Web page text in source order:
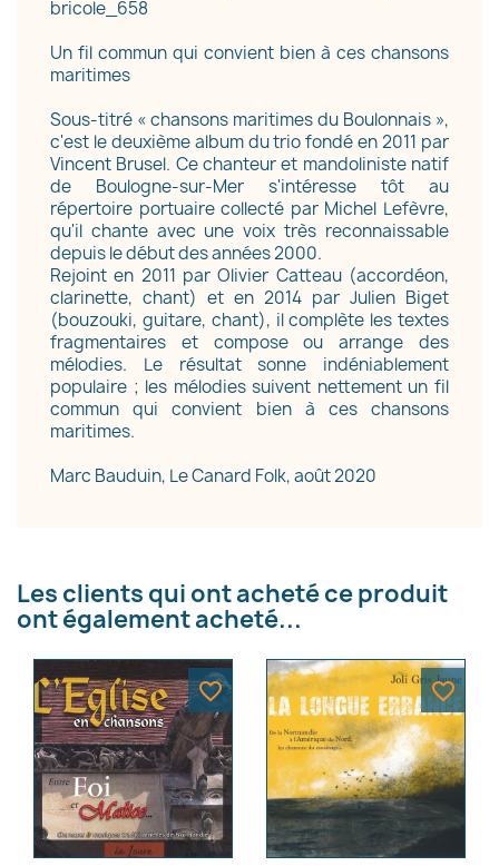
bricole_658
Un fil commun qui convient bien à ces chansons
maritimes
Sous-titré « chansons maritimes du Boulonnais »,
c'est le deuxième album du trio fondé en 2011 par
Vincent Brusel. Ce chanteur et mandoliniste natif
de Boulogne-sur-Mer s'intéresse tôt au
répertoire portuaire collecté par Michel Lefèvre,
qu'il chante avec une voix très reconnaissable
depuis le début des années 2000.
Rejoint en 2011 par Olivier Catteau (accordéon,
clarinette, chant) et en 2014 par Julien Biget
(bouzouki, guitare, chant), il complète les textes
fragmentaires et compose ou arrange des
mélodies. Le résultat sonne indéniablement
populaire ; les mélodies suivent nettement un fil
commun qui convient bien à ces chansons
maritimes.
Marc Bauduin, Le Canard Folk, août 2020
Les clients qui ont acheté ce produit
ont également acheté...
favorite_border favorite_border